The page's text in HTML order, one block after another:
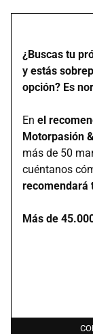
¿Buscas tu
y estás
opción? Es
En el
Motorpasión
más de 50
cuéntanos
recomendará
Más de